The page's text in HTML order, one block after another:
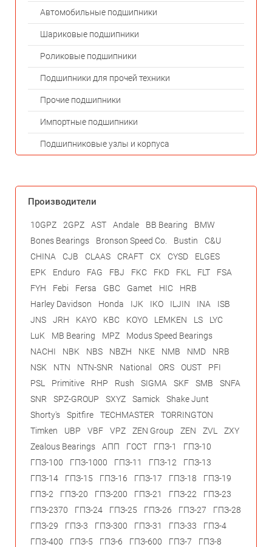
Автомобильные подшипники
Шариковые подшипники
Роликовые подшипники
Подшипники для прочей техники
Прочие подшипники
Импортные подшипники
Подшипниковые узлы и корпуса
Производители
10GPZ 2GPZ AST Andale BB Bearing
BMW
Bones Bearings
Bronson Speed Co. Bustin
C&U
CHINA
CJB CLAAS CRAFT CX CYSD
ELGES
EPK
Enduro FAG FBJ FKC FKD FKL FLT
FSA
FYH
Febi Fersa GBC Gamet HIC
HRB
Harley Davidson
Honda IJK IKO ILJIN INA
ISB
JNS
JRH KAYO KBC KOYO LEMKEN LS
LYC
LuK
MB Bearing MPZ
Modus Speed Bearings
NACHI
NBK NBS NBZH NKE NMB NMD
NRB
NSK
NTN NTN-SNR National ORS OUST
PFI
PSL
Primitive RHP Rush SIGMA SKF SMB
SNFA
SNR
SPZ-GROUP SXYZ Samick
Shake Junt
Shorty's
Spitfire TECHMASTER
TORRINGTON
Timken
UBP VBF VPZ ZEN Group ZEN ZVL
ZXY
Zealous Bearings
АПП ГОСТ ГПЗ-1
ГПЗ-10
ГПЗ-100
ГПЗ-1000 ГПЗ-11 ГПЗ-12
ГПЗ-13
ГПЗ-14
ГПЗ-15 ГПЗ-16 ГПЗ-17 ГПЗ-18
ГПЗ-19
ГПЗ-2
ГПЗ-20 ГПЗ-200 ГПЗ-21 ГПЗ-22
ГПЗ-23
ГПЗ-2370
ГПЗ-24 ГПЗ-25 ГПЗ-26 ГПЗ-27
ГПЗ-28
ГПЗ-29
ГПЗ-3 ГПЗ-300 ГПЗ-31 ГПЗ-33
ГПЗ-4
ГПЗ-400
ГПЗ-5 ГПЗ-6 ГПЗ-600 ГПЗ-7
ГПЗ-8